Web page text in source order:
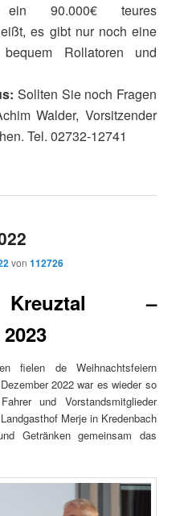
90.000€ teures
es gibt nur noch eine
Rollatoren und
Sollten Sie noch Fragen
Walder, Vorsitzender
Tel. 02732-12741
von112726
Kreuztal –
fielen de Weihnachtsfeiern
2022 war es wieder so
und Vorstandsmitglieder
Merje in Kredenbach
Getränken gemeinsam das